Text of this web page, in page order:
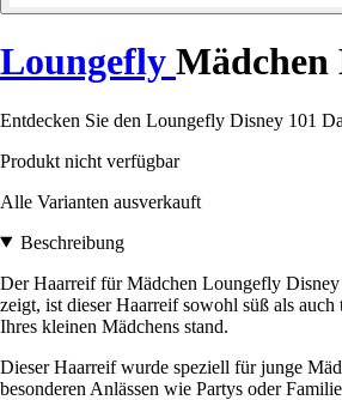
Loungefly Mädchen
Entdecken Sie den Loungefly Disney 101
Produkt nicht verfügbar
Alle Varianten ausverkauft
Beschreibung
Der Haarreif für Mädchen Loungefly
zeigt, ist dieser Haarreif sowohl süß als
Ihres kleinen Mädchens stand.
Dieser Haarreif wurde speziell für junge
besonderen Anlässen wie Partys oder